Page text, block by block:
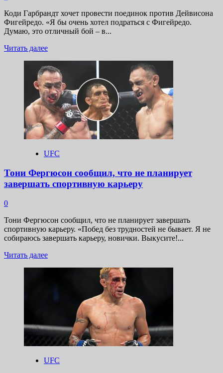
Коди Гарбрандт хочет провести поединок против Дейвисона
Фигейредо. «Я бы очень хотел подраться с Фигейредо.
Думаю, это отличный бой – в...
Читать далееПрочитать
о
Коди
Гарбрандт
хочет
провести
поединок
против
Дейвисона
Фигейредо
UFC
Тони Фергюсон сообщил, что не планирует
завершать спортивную карьеру
0
Тони Фергюсон сообщил, что не планирует завершать
спортивную карьеру. «Побед без трудностей не бывает. Я не
собираюсь завершать карьеру, новички. Выкусите!...
Читать далееПрочитать
планирует
завершать
спортивную
UFC